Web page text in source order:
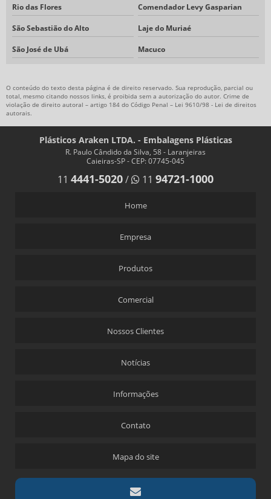
Rio das Flores Comendador Levy Gasparian
São Sebastião do Alto Laje do Muriaé
São José de Ubá Macuco
O conteúdo do texto desta página é de direito reservado. Sua reprodução, parcial ou
total, mesmo citando nossos links, é proibida sem a autorização do autor. Crime de
violação de direito autoral – artigo 184 do Código Penal – Lei 9610/98 - Lei de direitos
autorais.
Plásticos Araken LTDA. - Embalagens Plásticas
R. Paulo Cândido da Silva, 58 - Laranjeiras
Caieiras-SP - CEP: 07745-045
11 4441-5020/ 11 94721-1000
Home
Empresa
Produtos
Comercial
Nossos Clientes
Notícias
Informações
Contato
Mapa do site